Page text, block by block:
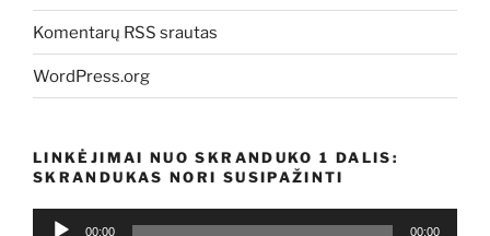
Komentarų RSS srautas
WordPress.org
LINKĖJIMAI NUO SKRANDUKO 1 DALIS:
SKRANDUKAS NORI SUSIPAŽINTI
Audio
00:00 00:00